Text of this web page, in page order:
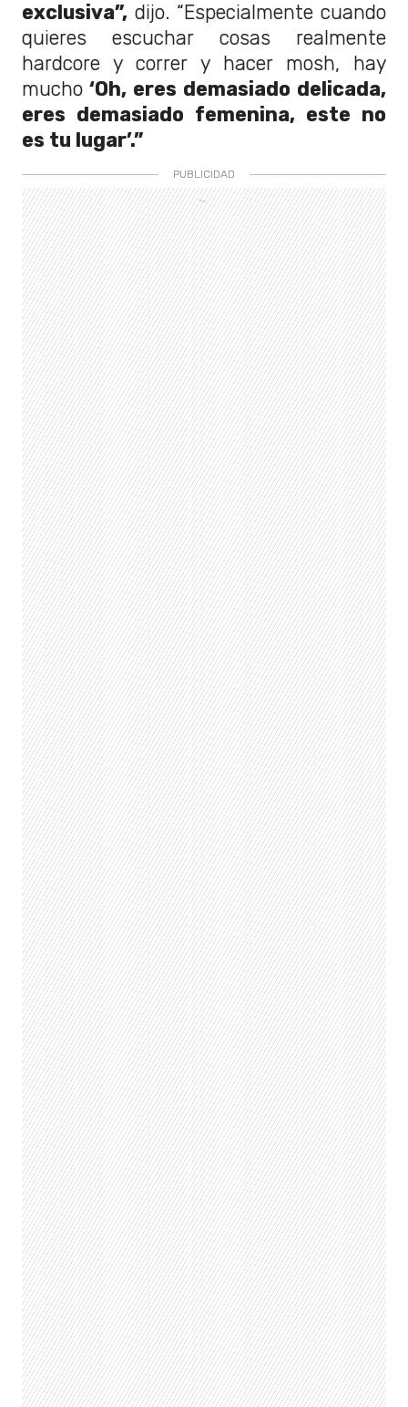
exclusiva”, dijo. “Especialmente cuando
quieres escuchar cosas realmente
hardcore y correr y hacer mosh, hay
mucho ‘Oh, eres demasiado delicada,
eres demasiado femenina, este no
es tu lugar’.”